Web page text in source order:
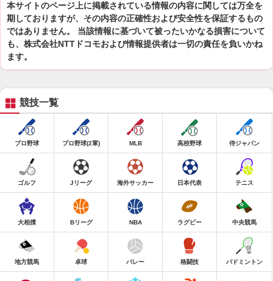
本サイトのページ上に掲載されている情報の内容に関しては万全を
期しておりますが、その内容の正確性および安全性を保証するもの
ではありません。 当該情報に基づいて被ったいかなる損害について
も、株式会社NTTドコモおよび情報提供者は一切の責任を負いかね
ます。
競技一覧
プロ野球 プロ野球(2軍) MLB 高校野球 侍ジャパン
ゴルフ Jリーグ 海外サッカー 日本代表 テニス
大相撲 Bリーグ NBA ラグビー 中央競馬
地方競馬 卓球 バレー 格闘技 バドミントン